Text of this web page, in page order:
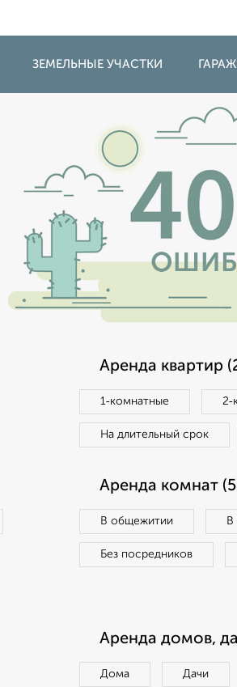
ЗЕМЕЛЬНЫЕ УЧАСТКИ
Аренда квартир
1‑комнатные
На длительный срок
Аренда комнат
В общежитии В
Без посредников
Аренда домов,
Дома Дачи